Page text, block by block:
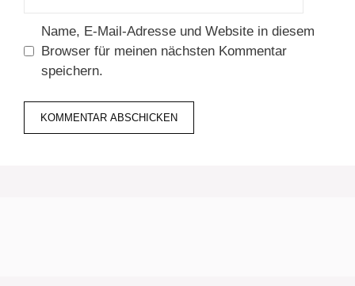
Name, E-Mail-Adresse und Website in diesem
Browser für meinen nächsten Kommentar
speichern.